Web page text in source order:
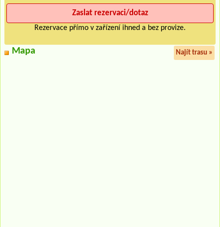
Rezervace přímo v zařízení ihned a bez provize.
Mapa Najít trasu »